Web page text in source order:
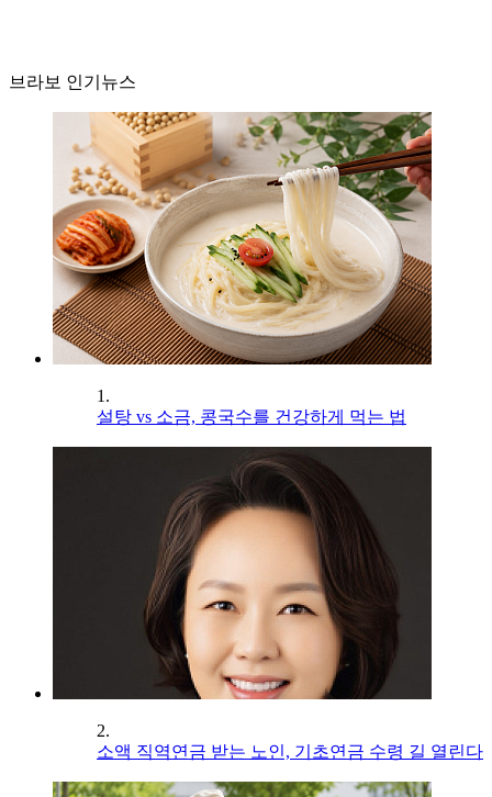
브라보 인기뉴스
1.
설탕 vs 소금, 콩국수를 건강하게 먹는 법
2.
소액 직역연금 받는 노인, 기초연금 수령 길 열린다